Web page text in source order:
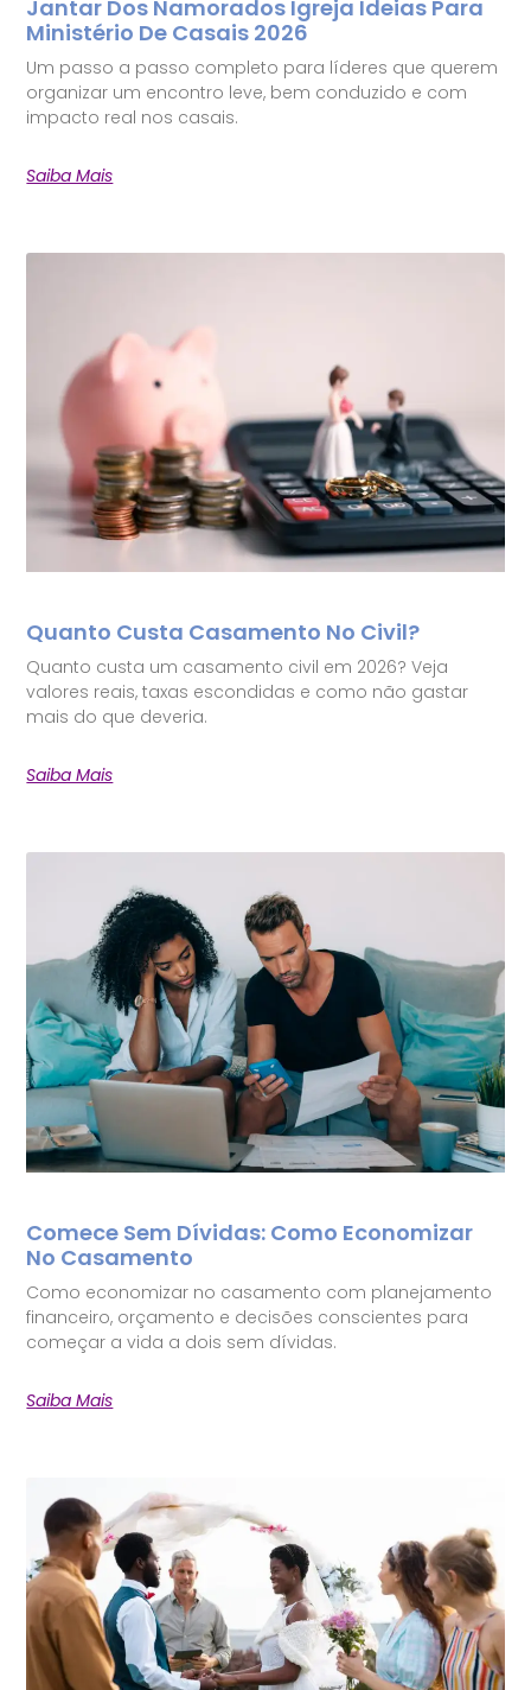
Jantar Dos Namorados Igreja Ideias Para
Ministério De Casais 2026
Um passo a passo completo para líderes que querem
organizar um encontro leve, bem conduzido e com
impacto real nos casais.
Saiba Mais
Quanto Custa Casamento No Civil?
Quanto custa um casamento civil em 2026? Veja
valores reais, taxas escondidas e como não gastar
mais do que deveria.
Saiba Mais
Comece Sem Dívidas: Como Economizar
No Casamento
Como economizar no casamento com planejamento
financeiro, orçamento e decisões conscientes para
começar a vida a dois sem dívidas.
Saiba Mais